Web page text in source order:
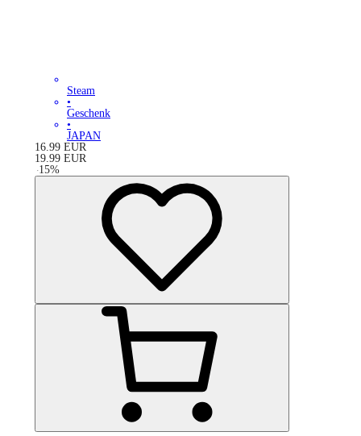
Steam
•
Geschenk
•
JAPAN
16.99 EUR
19.99 EUR
-15%